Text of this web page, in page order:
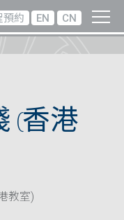
預約 EN CN
(香港
教室)